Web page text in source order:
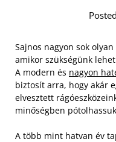
Sajnos nagyon sok
amikor szükségünk
A modern és nagyon
biztosít arra, hogy akár
elvesztett
minőségben
A több mint hatvan év